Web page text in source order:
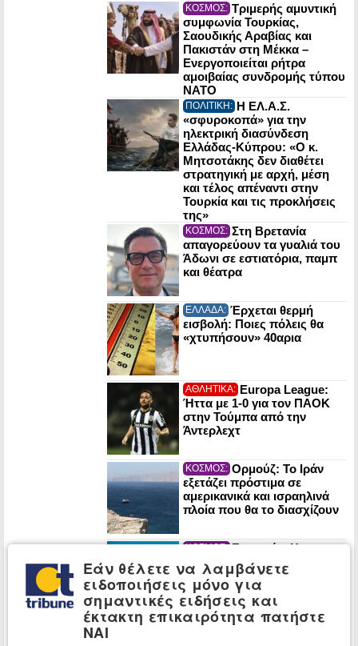
ΚΟΣΜΟΣ: Τριμερής αμυντική
συμφωνία Τουρκίας,
Σαουδικής Αραβίας και
Πακιστάν στη Μέκκα –
Ενεργοποιείται ρήτρα
αμοιβαίας συνδρομής τύπου
NATO
ΠΟΛΙΤΙΚΗ: Η ΕΛ.Α.Σ.
«σφυροκοπά» για την
ηλεκτρική διασύνδεση
Ελλάδας-Κύπρου: «Ο κ.
Μητσοτάκης δεν διαθέτει
στρατηγική με αρχή, μέση
και τέλος απέναντι στην
Τουρκία και τις προκλήσεις
της»
ΚΟΣΜΟΣ: Στη Βρετανία
απαγορεύουν τα γυαλιά του
Άδωνι σε εστιατόρια, παμπ
και θέατρα
ΕΛΛΑΔΑ: Έρχεται θερμή
εισβολή: Ποιες πόλεις θα
«χτυπήσουν» 40αρια
ΑΘΛΗΤΙΚΑ: Europa League:
Ήττα με 1-0 για τον ΠΑΟΚ
στην Τούμπα από την
Άντερλεχτ
ΚΟΣΜΟΣ: Ορμούζ: Το Ιράν
εξετάζει πρόστιμα σε
αμερικανικά και ισραηλινά
πλοία που θα το διασχίζουν
ΚΟΣΜΟΣ: Γερμανία: Η
ακροδεξιά AfD σε ιστορικό
υψηλό 28% – Διευρύνει το
προβάδισμα από το
CDU/CSU του Μερτς
ΠΟΛΙΤΙΚΗ:
Η ΕΛ.Α.Σ.
Εάν θέλετε να λαμβάνετε
ειδοποιήσεις μόνο για
σημαντικές ειδήσεις και
έκτακτη επικαιρότητα πατήστε
ΝΑΙ